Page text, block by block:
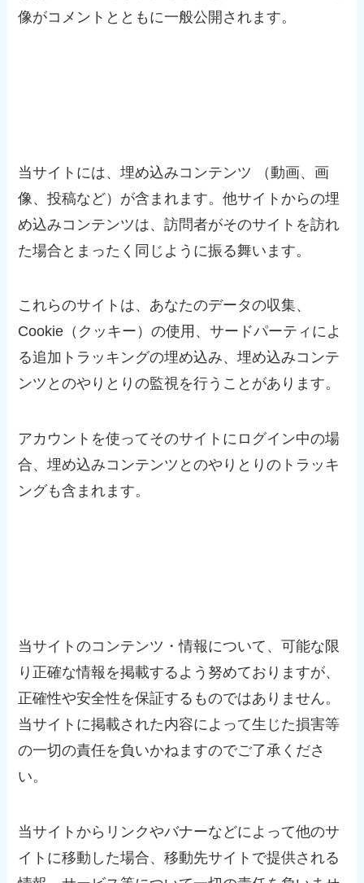
像がコメントとともに一般公開されます。
当サイトには、埋め込みコンテンツ （動画、画
像、投稿など）が含まれます。他サイトからの埋
め込みコンテンツは、訪問者がそのサイトを訪れ
た場合とまったく同じように振る舞います。
これらのサイトは、あなたのデータの収集、
Cookie（クッキー）の使用、サードパーティによ
る追加トラッキングの埋め込み、埋め込みコンテ
ンツとのやりとりの監視を行うことがあります。
アカウントを使ってそのサイトにログイン中の場
合、埋め込みコンテンツとのやりとりのトラッキ
ングも含まれます。
当サイトのコンテンツ・情報について、可能な限
り正確な情報を掲載するよう努めておりますが、
正確性や安全性を保証するものではありません。
当サイトに掲載された内容によって生じた損害等
の一切の責任を負いかねますのでご了承くださ
い。
当サイトからリンクやバナーなどによって他のサ
イトに移動した場合、移動先サイトで提供される